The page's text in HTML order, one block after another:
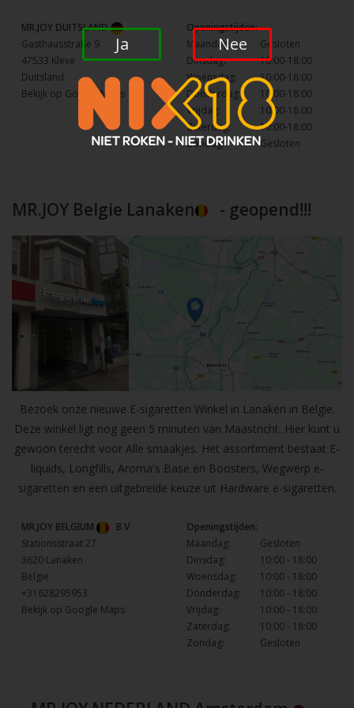
MR.JOY DUITSLAND
Gasthausstraße 9
47533 Kleve
Duitsland
Bekijk op Google Maps
Openingstijden:
Maandag:
Gesloten
Dinsdag:
10:00-18:00
Woensdag:
10:00-18:00
Donderdag:
10:00-18:00
Vrijdag:
10:00-18:00
Zaterdag:
10:00-18:00
Zondag:
Gesloten
MR.JOY Belgie Lanaken - geopend!!!
Bezoek onze nieuwe E-sigaretten Winkel in Lanaken in Belgie.
Deze winkel ligt nog geen 5 minuten van Maastricht. Hier kunt u
gewoon terecht voor Alle smaakjes. Het assortiment bestaat E-
liquids, Longfills, Aroma's Base en Boosters, Wegwerp e-
sigaretten en een uitgebreide keuze uit Hardware e-sigaretten.
MR.JOY BELGIUM
B.V
Stationsstraat 27
3620 Lanaken
België
+31628295953
Bekijk op Google Maps
Openingstijden:
Maandag:
Gesloten
Dinsdag:
10:00 - 18:00
Woensdag:
10:00 - 18:00
Donderdag:
10:00 - 18:00
Vrijdag:
10:00 - 18:00
Zaterdag:
10:00 - 18:00
Zondag:
Gesloten
Ja Nee